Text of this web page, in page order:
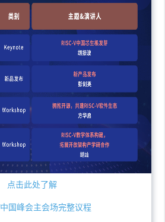
点击此处了解
国峰会主会场完整议程